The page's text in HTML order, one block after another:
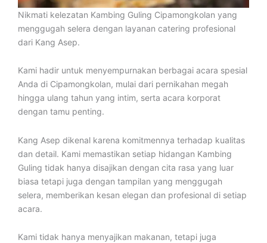
Nikmati kelezatan Kambing Guling Cipamongkolan yang
menggugah selera dengan layanan catering profesional
dari Kang Asep.
Kami hadir untuk menyempurnakan berbagai acara spesial
Anda di Cipamongkolan, mulai dari pernikahan megah
hingga ulang tahun yang intim, serta acara korporat
dengan tamu penting.
Kang Asep dikenal karena komitmennya terhadap kualitas
dan detail. Kami memastikan setiap hidangan Kambing
Guling tidak hanya disajikan dengan cita rasa yang luar
biasa tetapi juga dengan tampilan yang menggugah
selera, memberikan kesan elegan dan profesional di setiap
acara.
Kami tidak hanya menyajikan makanan, tetapi juga